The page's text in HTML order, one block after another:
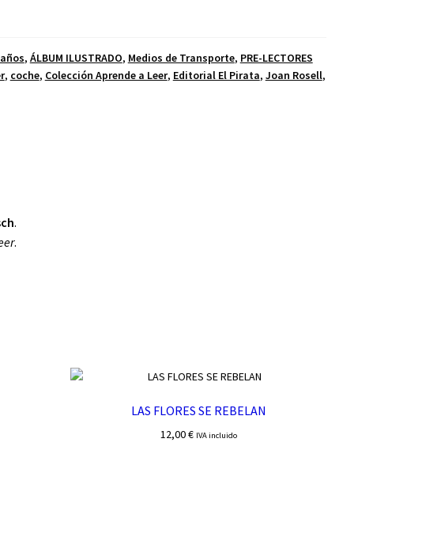
, ÁLBUM ILUSTRADO, Medios de Transporte, PRE-LECTORES
, coche, Colección Aprende a Leer, Editorial El Pirata, Joan Rosell,
.
.
LAS FLORES SE REBELAN
12,00€ IVA incluido